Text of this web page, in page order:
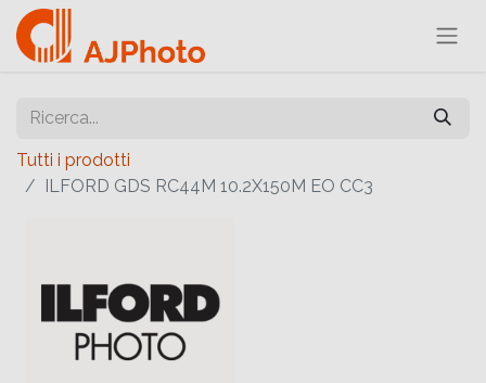
Tutti i prodotti
ILFORD GDS RC44M 10.2X150M EO CC3